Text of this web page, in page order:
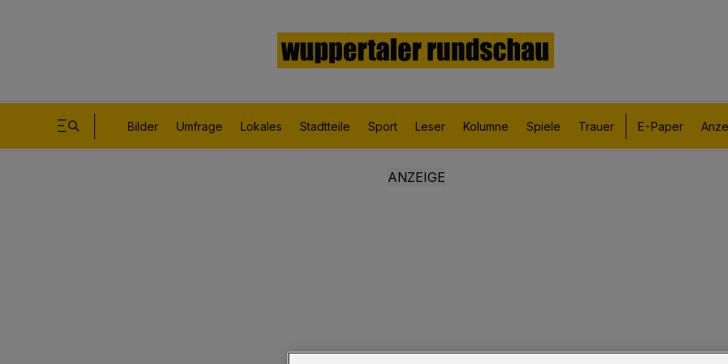
Bilder Umfrage Lokales Stadtteile Sport Leser Kolumne Spiele Trauer E-Paper